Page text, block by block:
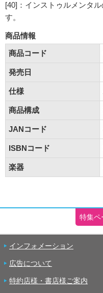
[40]：インストゥルメンタ
す。
商品情報
商品コード
発売日
仕様
商品構成
JANコード
ISBNコード
楽器
特集ペ
インフォメーション
広告について
特約店様・書店様ご案内